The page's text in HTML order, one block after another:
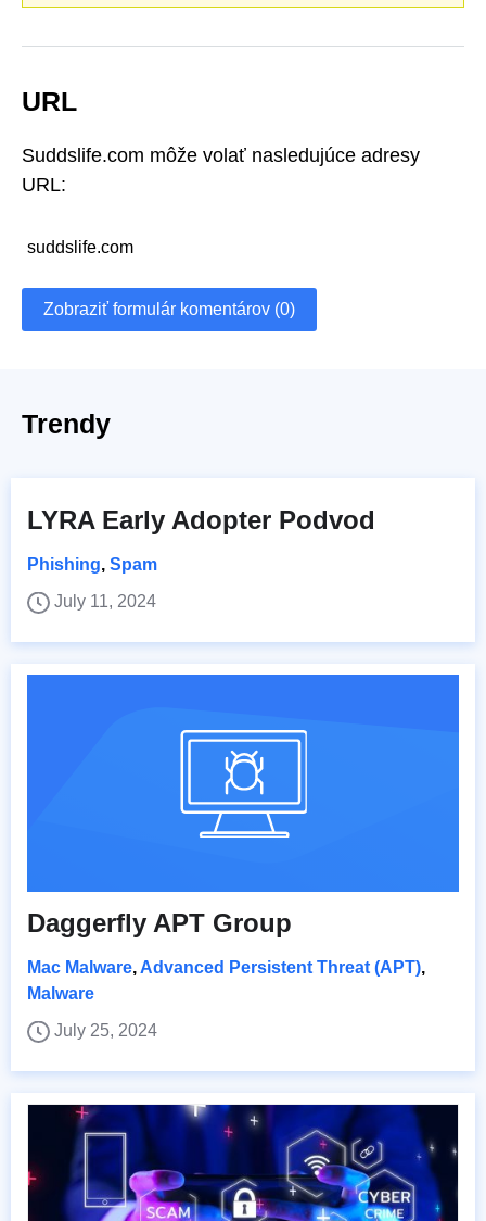
URL
Suddslife.com môže volať nasledujúce adresy
URL:
suddslife.com
Zobraziť formulár komentárov (0)
Trendy
LYRA Early Adopter Podvod
Phishing, Spam
July 11, 2024
Daggerfly APT Group
Mac Malware, Advanced Persistent Threat (APT),
Malware
July 25, 2024